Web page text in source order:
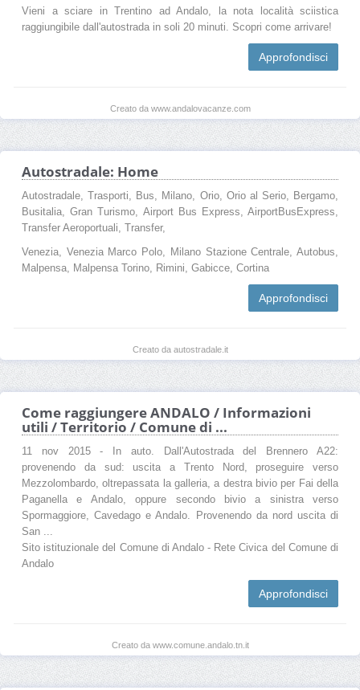
Vieni a sciare in Trentino ad Andalo, la nota località sciistica
raggiungibile dall'autostrada in soli 20 minuti. Scopri come arrivare!
Approfondisci
Creato da www.andalovacanze.com
Autostradale: Home
Autostradale, Trasporti, Bus, Milano, Orio, Orio al Serio, Bergamo,
Busitalia, Gran Turismo, Airport Bus Express, AirportBusExpress,
Transfer Aeroportuali, Transfer,
Venezia, Venezia Marco Polo, Milano Stazione Centrale, Autobus,
Malpensa, Malpensa Torino, Rimini, Gabicce, Cortina
Approfondisci
Creato da autostradale.it
Come raggiungere ANDALO / Informazioni
utili / Territorio / Comune di ...
11 nov 2015 - In auto. Dall'Autostrada del Brennero A22:
provenendo da sud: uscita a Trento Nord, proseguire verso
Mezzolombardo, oltrepassata la galleria, a destra bivio per Fai della
Paganella e Andalo, oppure secondo bivio a sinistra verso
Spormaggiore, Cavedago e Andalo. Provenendo da nord uscita di
San ...
Sito istituzionale del Comune di Andalo - Rete Civica del Comune di
Andalo
Approfondisci
Creato da www.comune.andalo.tn.it